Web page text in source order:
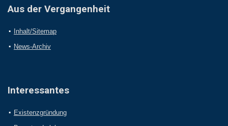
Aus der Vergangenheit
Inhalt/Sitemap
News-Archiv
Interessantes
Existenzgründung